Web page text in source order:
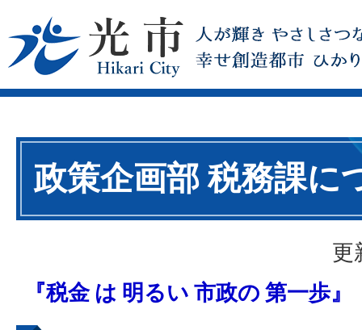
政策企画部 税務課に
更
『税金 は 明るい 市政の 第一歩』